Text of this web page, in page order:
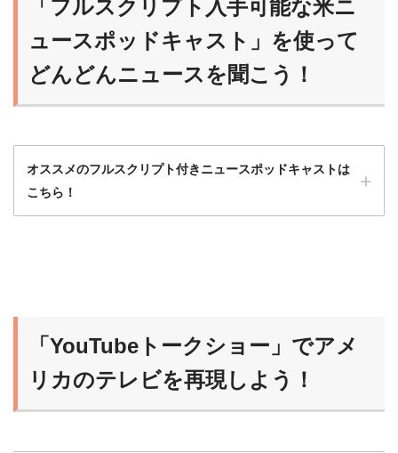
「フルスクリプト入手可能な米ニ
ュースポッドキャスト」を使って
どんどんニュースを聞こう！
オススメのフルスクリプト付きニュースポッドキャストは
こちら！
らいおん
慣れれば、だんだんスクリプトなしで聞ける
ようになるよ！
「YouTubeトークショー」でアメ
リカのテレビを再現しよう！